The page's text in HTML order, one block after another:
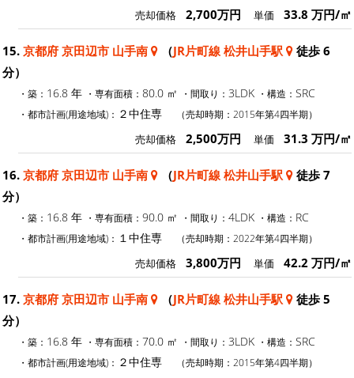
売却価格 2,700万円 単価 33.8 万円/㎡
15. 京都府 京田辺市 山手南 （JR片町線 松井山手駅
徒歩 6
分）
・築： 16.8 年 ・専有面積： 80.0 ㎡ ・間取り： 3LDK ・構造： SRC
・都市計画(用途地域)： ２中住専 （売却時期：2015年第4四半期）
売却価格 2,500万円 単価 31.3 万円/㎡
16. 京都府 京田辺市 山手南 （JR片町線 松井山手駅
徒歩 7
分）
・築： 16.8 年 ・専有面積： 90.0 ㎡ ・間取り： 4LDK ・構造： RC
・都市計画(用途地域)： １中住専 （売却時期：2022年第4四半期）
売却価格 3,800万円 単価 42.2 万円/㎡
17. 京都府 京田辺市 山手南 （JR片町線 松井山手駅
徒歩 5
分）
・築： 16.8 年 ・専有面積： 70.0 ㎡ ・間取り： 3LDK ・構造： SRC
・都市計画(用途地域)： ２中住専 （売却時期：2015年第4四半期）